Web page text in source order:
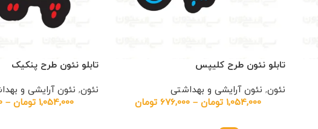
تابلو نئون طرح کلیپس
نئون, نئون آرایشی و بهداشتی
1,054,000 تومان –
676,000 تومان
تابلو نئون طرح پنکیک
نئون, نئون آرایشی و
1,054,000 تومان –